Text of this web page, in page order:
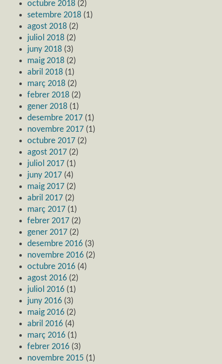
octubre 2018 (2)
setembre 2018 (1)
agost 2018 (2)
juliol 2018 (2)
juny 2018 (3)
maig 2018 (2)
abril 2018 (1)
març 2018 (2)
febrer 2018 (2)
gener 2018 (1)
desembre 2017 (1)
novembre 2017 (1)
octubre 2017 (2)
agost 2017 (2)
juliol 2017 (1)
juny 2017 (4)
maig 2017 (2)
abril 2017 (2)
març 2017 (1)
febrer 2017 (2)
gener 2017 (2)
desembre 2016 (3)
novembre 2016 (2)
octubre 2016 (4)
agost 2016 (2)
juliol 2016 (1)
juny 2016 (3)
maig 2016 (2)
abril 2016 (4)
març 2016 (1)
febrer 2016 (3)
novembre 2015 (1)